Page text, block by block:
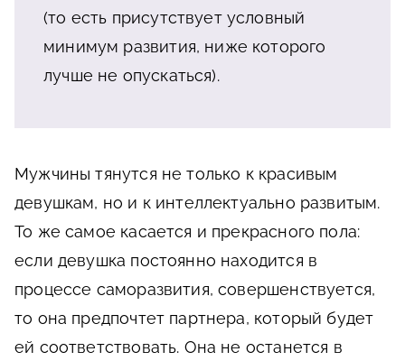
(то есть присутствует условный
минимум развития, ниже которого
лучше не опускаться).
Мужчины тянутся не только к красивым
девушкам, но и к интеллектуально развитым.
То же самое касается и прекрасного пола:
если девушка постоянно находится в
процессе саморазвития, совершенствуется,
то она предпочтет партнера, который будет
ей соответствовать. Она не останется в